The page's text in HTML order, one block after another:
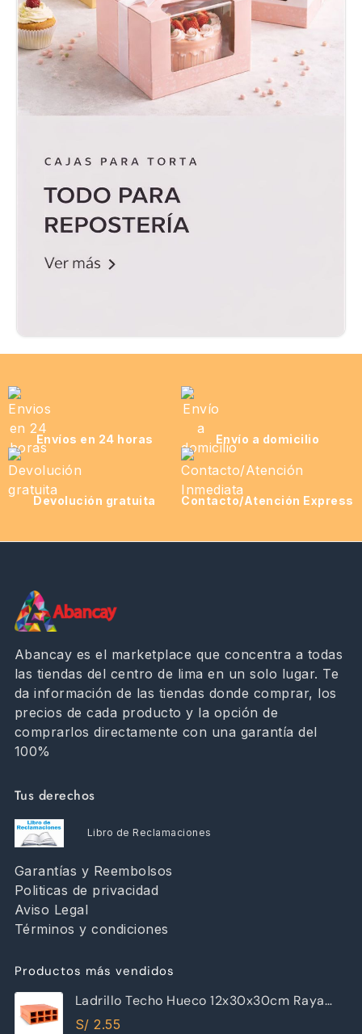
Envíos en 24 horas Envío a domicilio
Devolución gratuita Contacto/Atención Express
Abancay es el marketplace que concentra a todas
las tiendas del centro de lima en un solo lugar. Te
da información de las tiendas donde comprar, los
precios de cada producto y la opción de
comprarlos directamente con una garantía del
100%
Tus derechos
Libro de Reclamaciones
Garantías y Reembolsos
Politicas de privacidad
Aviso Legal
Términos y condiciones
Productos más vendidos
Ladrillo Techo Hueco 12x30x30cm Raya
Piramide
S/ 2.55